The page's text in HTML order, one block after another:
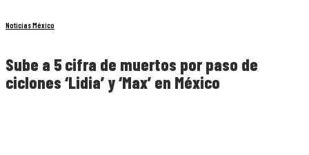
Noticias México
Sube a 5 cifra de muertos por paso de
ciclones ‘Lidia’ y ‘Max’ en México